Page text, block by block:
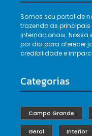
Somos seu portal de
trazendo as
internacionais.
por dia para oferecer
credibilidade e
Categorias
Campo Grande
Geral Interior